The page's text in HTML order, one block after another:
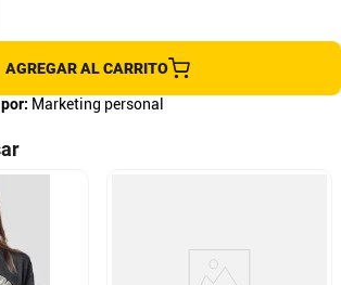
AGREGAR AL CARRITO
Marketing personal